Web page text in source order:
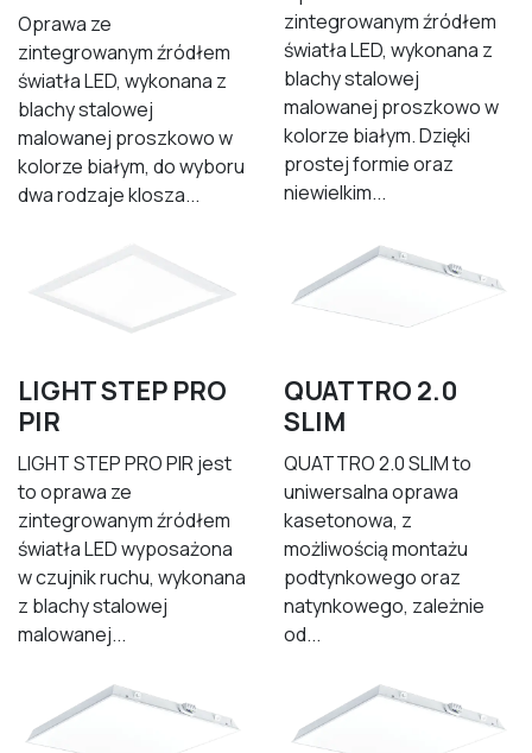
Oprawa ze
zintegrowanym źródłem
światła LED, wykonana z
blachy stalowej
malowanej proszkowo w
kolorze białym, do wyboru
dwa rodzaje klosza...
zintegrowanym źródłem
światła LED, wykonana z
blachy stalowej
malowanej proszkowo w
kolorze białym. Dzięki
prostej formie oraz
niewielkim...
LIGHT STEP PRO
PIR
LIGHT STEP PRO PIR jest
to oprawa ze
zintegrowanym źródłem
światła LED wyposażona
w czujnik ruchu, wykonana
z blachy stalowej
malowanej...
QUATTRO 2.0
SLIM
QUATTRO 2.0 SLIM to
uniwersalna oprawa
kasetonowa, z
możliwością montażu
podtynkowego oraz
natynkowego, zależnie
od...